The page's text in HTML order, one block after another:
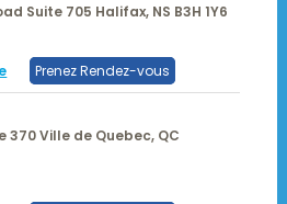
Suite 705 Halifax, NS B3H 1Y6
Prenez Rendez-vous
370Ville de Quebec, QC